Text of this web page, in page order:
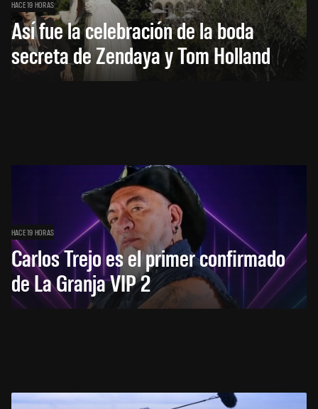
HACE 19 HORAS
Así fue la celebración de la boda
secreta de Zendaya y Tom Holland
HACE 19 HORAS
Carlos Trejo es el primer confirmado
de La Granja VIP 2